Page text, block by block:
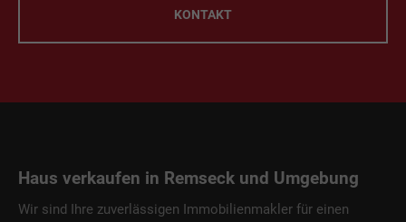
KONTAKT
Haus verkaufen in Remseck und Umgebung
Wir sind Ihre zuverlässigen Immobilienmakler für einen